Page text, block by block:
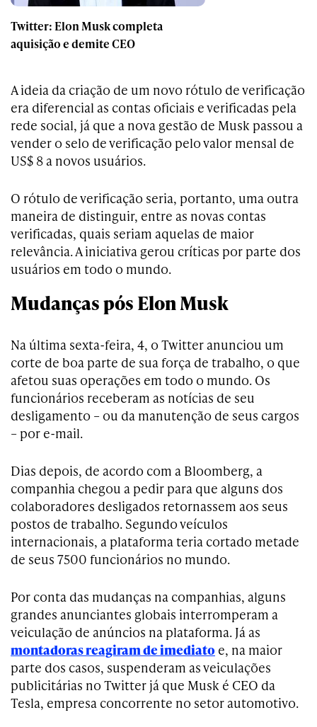
Twitter: Elon Musk completa
aquisição e demite CEO
A ideia da criação de um novo rótulo de verificação
era diferencial as contas oficiais e verificadas pela
rede social, já que a nova gestão de Musk passou a
vender o selo de verificação pelo valor mensal de
US$ 8 a novos usuários.
O rótulo de verificação seria, portanto, uma outra
maneira de distinguir, entre as novas contas
verificadas, quais seriam aquelas de maior
relevância. A iniciativa gerou críticas por parte dos
usuários em todo o mundo.
Mudanças pós Elon Musk
Na última sexta-feira, 4, o Twitter anunciou um
corte de boa parte de sua força de trabalho, o que
afetou suas operações em todo o mundo. Os
funcionários receberam as notícias de seu
desligamento – ou da manutenção de seus cargos
– por e-mail.
Dias depois, de acordo com a Bloomberg, a
companhia chegou a pedir para que alguns dos
colaboradores desligados retornassem aos seus
postos de trabalho. Segundo veículos
internacionais, a plataforma teria cortado metade
de seus 7500 funcionários no mundo.
Por conta das mudanças na companhias, alguns
grandes anunciantes globais interromperam a
veiculação de anúncios na plataforma. Já as
montadoras reagiram de imediato e, na maior
parte dos casos, suspenderam as veiculações
publicitárias no Twitter já que Musk é CEO da
Tesla, empresa concorrente no setor automotivo.